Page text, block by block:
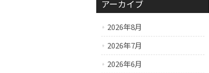
アーカイブ
2026年8月
2026年7月
2026年6月